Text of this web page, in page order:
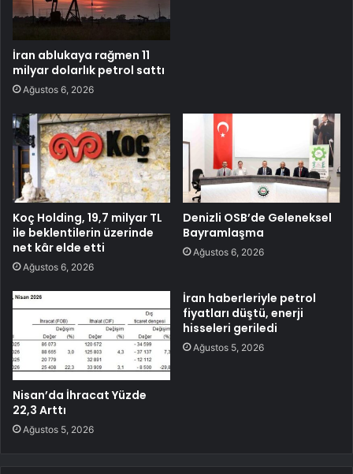
İran ablukaya rağmen 11
milyar dolarlık petrol sattı
Ağustos 6, 2026
Koç Holding, 19,7 milyar TL
ile beklentilerin üzerinde
net kâr elde etti
Ağustos 6, 2026
Denizli OSB’de Geleneksel
Bayramlaşma
Ağustos 6, 2026
Nisan’da İhracat Yüzde
22,3 Arttı
Ağustos 5, 2026
İran haberleriyle petrol
fiyatları düştü, enerji
hisseleri geriledi
Ağustos 5, 2026